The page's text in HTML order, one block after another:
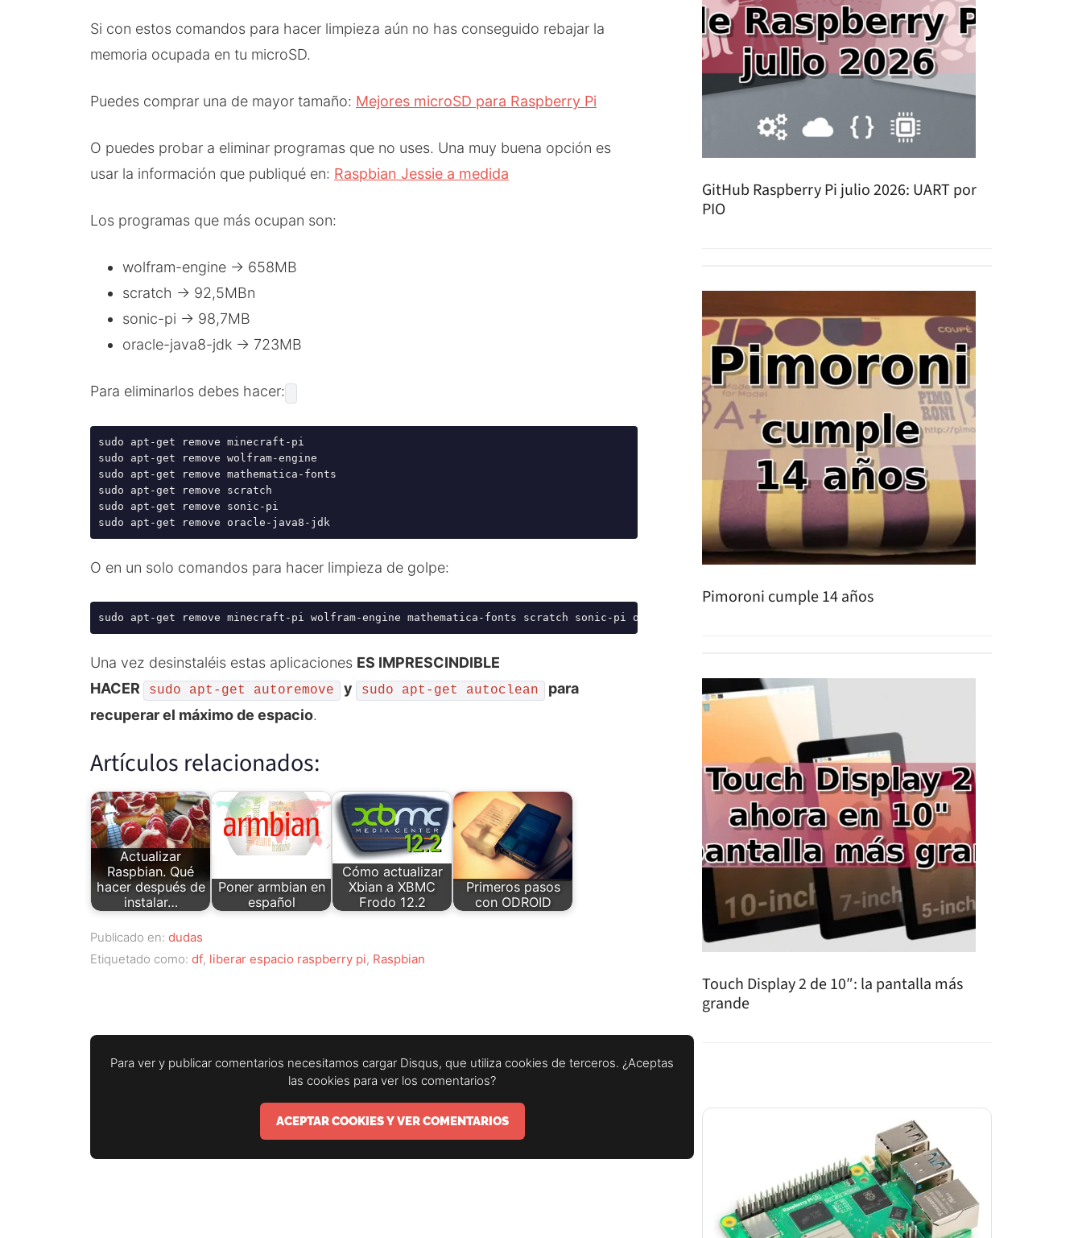
Si con estos comandos para hacer limpieza aún no has conseguido rebajar la
memoria ocupada en tu microSD.
Puedes comprar una de mayor tamaño: Mejores microSD para Raspberry Pi
O puedes probar a eliminar programas que no uses. Una muy buena opción es
usar la información que publiqué en: Raspbian Jessie a medida
Los programas que más ocupan son:
wolfram-engine → 658MB
scratch → 92,5MBn
sonic-pi → 98,7MB
oracle-java8-jdk → 723MB
Para eliminarlos debes hacer:
sudo apt-get remove minecraft-pi
sudo apt-get remove wolfram-engine
sudo apt-get remove mathematica-fonts
sudo apt-get remove scratch
sudo apt-get remove sonic-pi
sudo apt-get remove oracle-java8-jdk
O en un solo comandos para hacer limpieza de golpe:
sudo apt-get remove minecraft-pi wolfram-engine mathematica-fonts scratch sonic-pi oracle-java8-jdk
Una vez desinstaléis estas aplicaciones ES IMPRESCINDIBLE
HACER
sudo apt-get autoremove y sudo apt-get autoclean
para
recuperar el máximo de espacio.
Artículos relacionados:
Actualizar
Raspbian. Qué
hacer después de
instalar…
Poner armbian en
español
Cómo actualizar
Xbian a XBMC
Frodo 12.2
Primeros pasos
con ODROID
Publicado en: dudas
Etiquetado como: df, liberar espacio raspberry pi, Raspbian
Para ver y publicar comentarios necesitamos cargar Disqus, que utiliza cookies de terceros. ¿Aceptas
las cookies para ver los comentarios?
ACEPTAR COOKIES Y VER COMENTARIOS
GitHub Raspberry Pi julio 2026: UART por
PIO
Pimoroni cumple 14 años
Touch Display 2 de 10″: la pantalla más
grande